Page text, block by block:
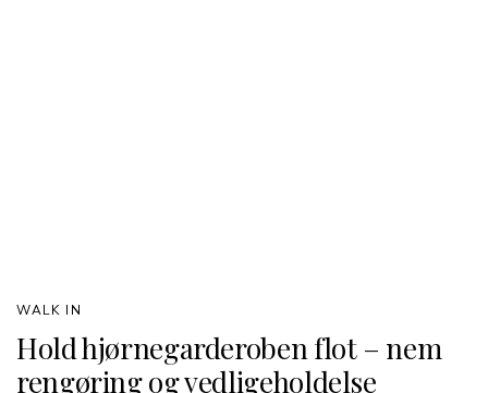
Hold hjørnegarderoben flot – nem
rengøring og vedligeholdelse
WALK IN